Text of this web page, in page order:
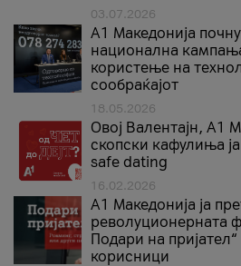
03.07.2026
A1 Македонија
национална
користење на
сообраќајот
18.05.2026
Овој Валентајн, A1
скопски кафулиња
safe dating
16.02.2026
А1 Македонија ја
револуционерната
Подари на
корисници